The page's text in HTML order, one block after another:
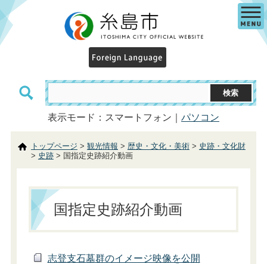
表示モード：スマートフォン｜ パソコン
トップページ > 観光情報 > 歴史・文化・美術> 史跡・文化財
> 史跡> 国指定史跡紹介動画
国指定史跡紹介動画
志登支石墓群のイメージ映像を公開